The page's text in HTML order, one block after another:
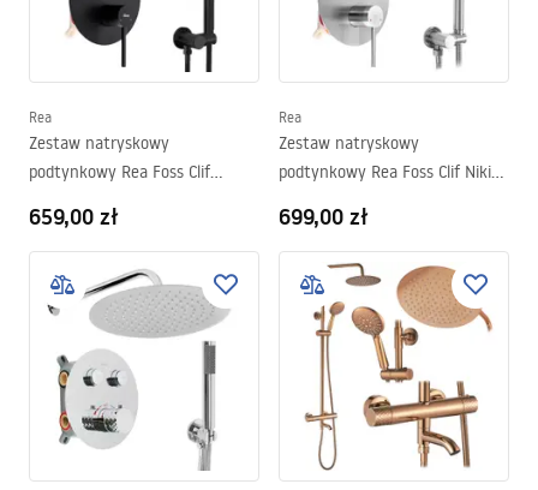
Rea
Zestaw natryskowy
podtynkowy Rea Foss Clif
659,00 zł
Rea
Zestaw natryskowy
podtynkowy Rea Foss Clif Nikiel
699,00 zł